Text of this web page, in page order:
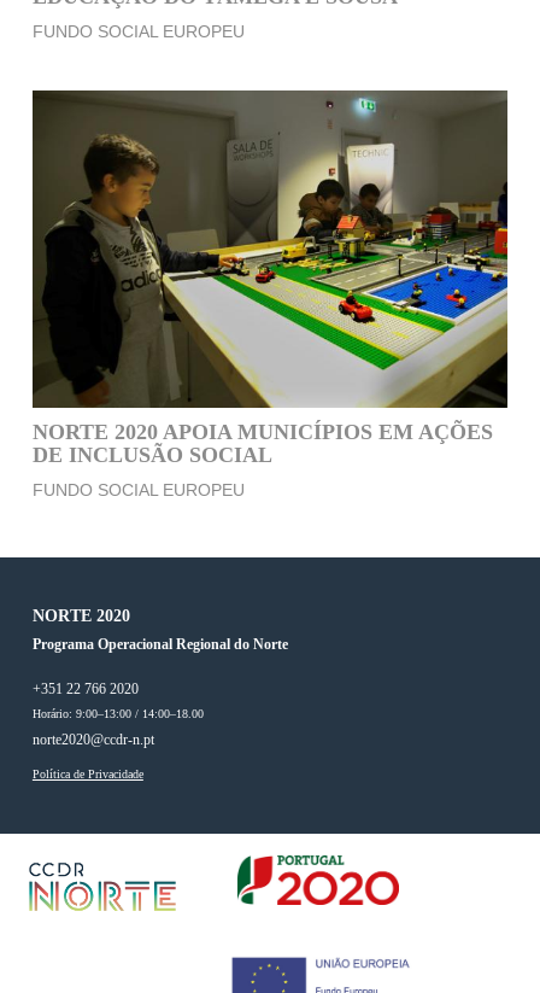
FUNDO SOCIAL EUROPEU
NORTE 2020 APOIA MUNICÍPIOS EM AÇÕES
DE INCLUSÃO SOCIAL
FUNDO SOCIAL EUROPEU
NORTE 2020
Programa Operacional Regional do Norte
+351 22 766 2020
Horário: 9:00–13:00 / 14:00–18.00
norte2020@ccdr-n.pt
Política de Privacidade